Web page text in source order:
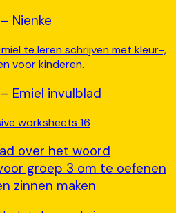
Nienke
Emiel invulblad
over het woord
groep 3 om te oefenen
zinnen maken